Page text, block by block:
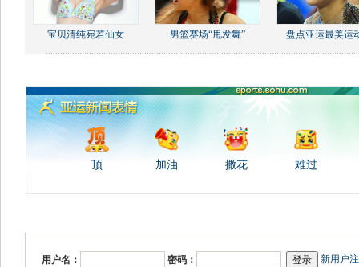
宝贝清纯宛若仙女 男篮赛场“甩发舞” 盘点亚运最美运
顶 加油 撒花 难过
用户名： 密码： 新用户